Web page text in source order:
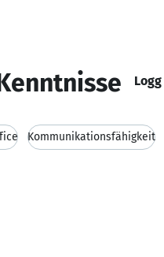
Kommunikationsfähigkeit